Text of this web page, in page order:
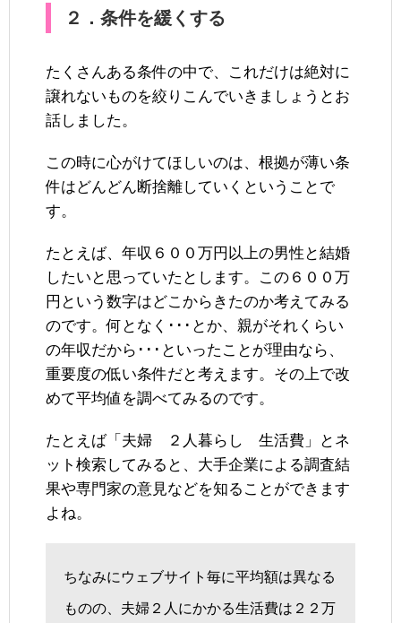
２．条件を緩くする
たくさんある条件の中で、これだけは絶対に
譲れないものを絞りこんでいきましょうとお
話しました。
この時に心がけてほしいのは、根拠が薄い条
件はどんどん断捨離していくということで
す。
たとえば、年収６００万円以上の男性と結婚
したいと思っていたとします。この６００万
円という数字はどこからきたのか考えてみる
のです。何となく･･･とか、親がそれくらい
の年収だから･･･といったことが理由なら、
重要度の低い条件だと考えます。その上で改
めて平均値を調べてみるのです。
たとえば「夫婦 ２人暮らし 生活費」とネ
ット検索してみると、大手企業による調査結
果や専門家の意見などを知ることができます
よね。
ちなみにウェブサイト毎に平均額は異なる
ものの、夫婦２人にかかる生活費は２２万